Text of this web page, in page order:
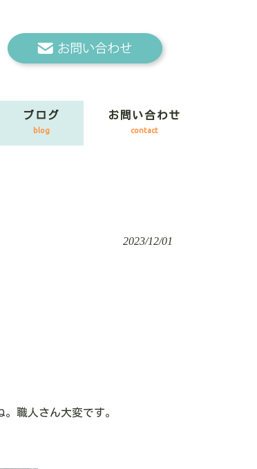
ブログ
blog
お問い合わせ
contact
2023/12/01
職人さん大変です。